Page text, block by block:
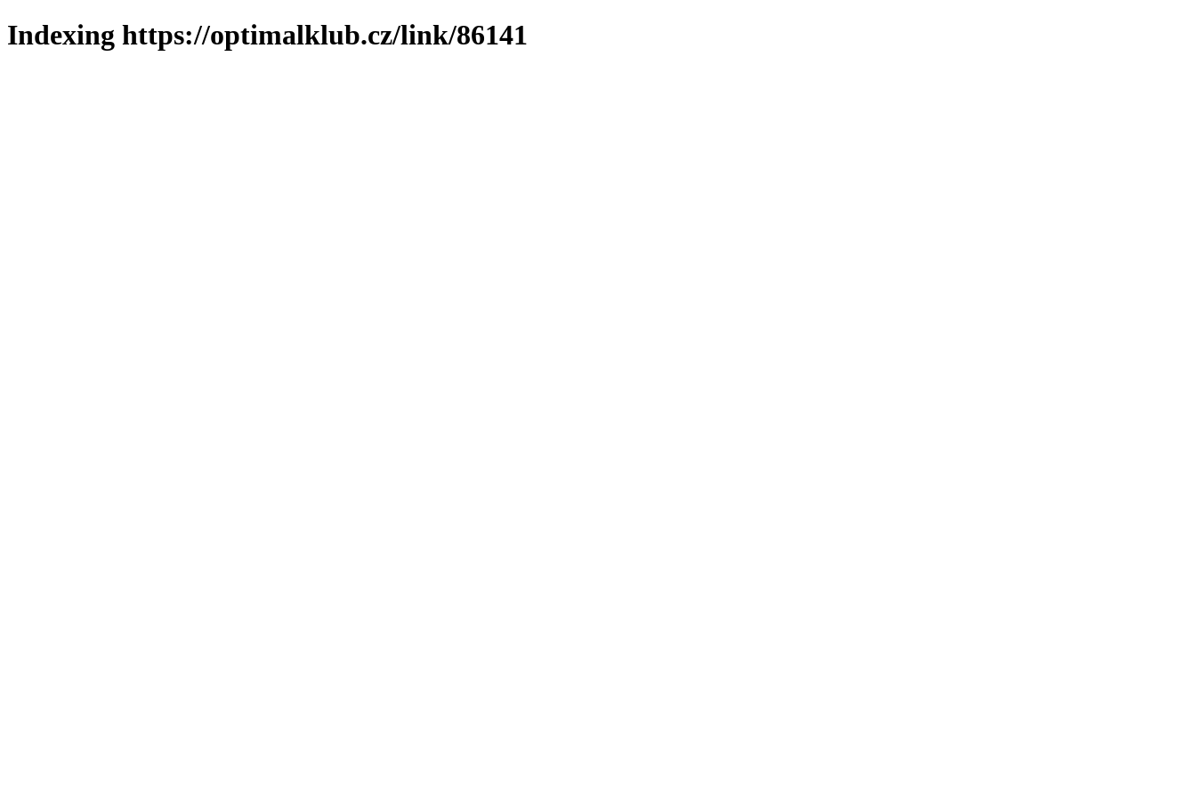
Indexing https://optimalklub.cz/link/86141